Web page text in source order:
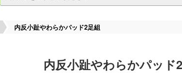
内反小趾やわらかパッド2足組
内反小趾やわらかパッド